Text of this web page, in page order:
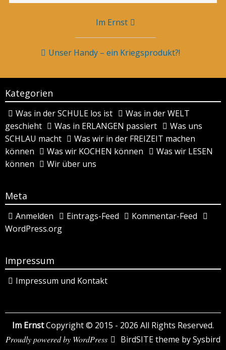
Beitragsnavigation
Im Ernst
Unser Handy – ein Kriegsprodukt?!
Kategorien
Was in der SCHULE los ist
Was in der WELT
geschieht
Was in ERLANGEN passiert
Was uns
SCHLAU macht
Was wir in der FREIZEIT machen
können
Was wir KOCHEN können
Was wir LESEN
können
Wir über uns
Meta
Anmelden Eintrags-Feed
Kommentar-Feed
WordPress.org
Impressum
Impressum und Kontakt
Im ErnstCopyright © 2015 - 2026 All Rights Reserved.
Proudly powered by WordPress BirdSITE theme bySysbird